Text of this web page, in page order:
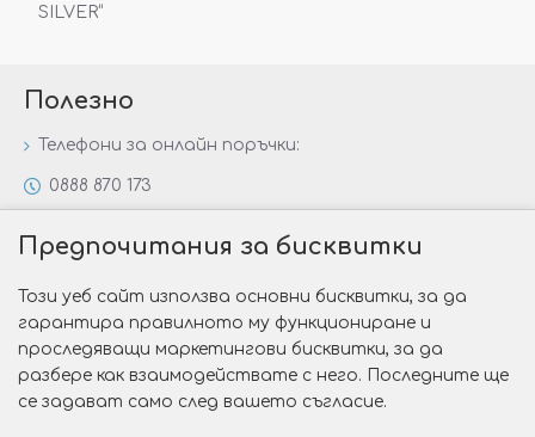
SILVER“
Полезно
Телефони за онлайн поръчки:
0888 870 173
Специални предложения
Защо да изберете Victoria Gold&Silver?
Как да изберем годежен пръстен?
Предпочитания за бисквитки
Този уеб сайт използва основни бисквитки, за да
гарантира правилното му функциониране и
проследяващи маркетингови бисквитки, за да
разбере как взаимодействате с него. Последните ще
се задават само след вашето съгласие.